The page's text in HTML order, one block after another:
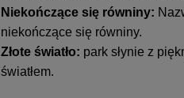
Niekończące się równiny:
niekończące się równiny.
Złote światło: park słynie z
światłem.